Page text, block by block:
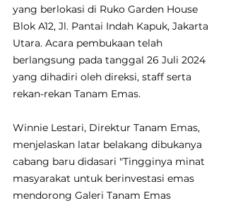
yang berlokasi di Ruko Garden House
Blok A12, Jl. Pantai Indah Kapuk, Jakarta
Utara. Acara pembukaan telah
berlangsung pada tanggal 26 Juli 2024
yang dihadiri oleh direksi, staff serta
rekan-rekan Tanam Emas.
Winnie Lestari, Direktur Tanam Emas,
menjelaskan latar belakang dibukanya
cabang baru didasari "Tingginya minat
masyarakat untuk berinvestasi emas
mendorong Galeri Tanam Emas